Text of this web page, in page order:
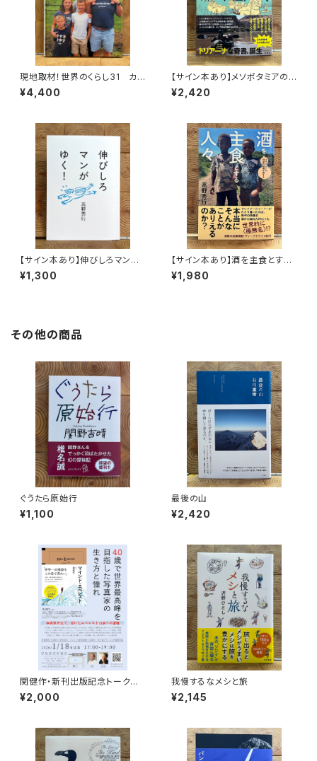
現地取材！世界のくらし31 カナ
ダ
¥4,400
【サイン本あり】メソポタミアの
ボート三人男
¥2,420
【サイン本あり】伸びしろマンが
ゆく！
¥1,300
【サイン本あり】酒を主食とする
人々 エチオピアの科学的秘境
を旅する
¥1,980
その他の商品
ぐうたら原始行
¥1,100
最後の山
¥2,420
関健作・新刊出版記念トークイ
ベント録画視聴権
¥2,000
我慢するなメシと旅
¥2,145